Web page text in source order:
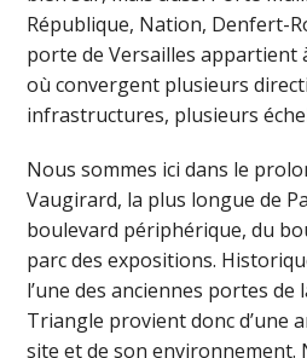
République, Nation, Denfert-
porte de Versailles appartient
où convergent plusieurs
infrastructures, plusieurs
Nous sommes ici dans le
Vaugirard, la plus longue de
boulevard périphérique, du
parc des expositions.
l’une des anciennes portes de
Triangle provient donc d’une
site et de son environnement.